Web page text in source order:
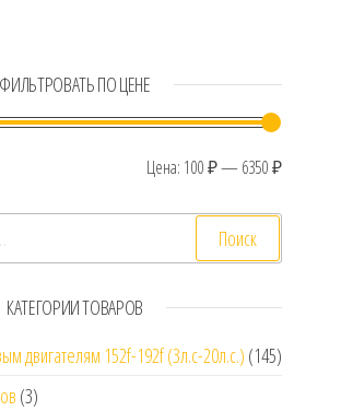
ФИЛЬТРОВАТЬ ПО ЦЕНЕ
Цена: 100 ₽— 6350 ₽
Поиск
КАТЕГОРИИ ТОВАРОВ
двигателям 152f-192f (3л.с-20л.с.) (145)
(3)